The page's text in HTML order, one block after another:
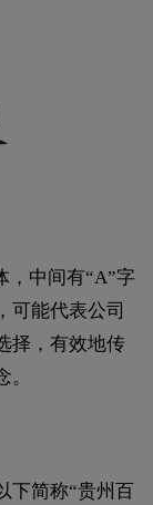
，中间有“A”字
可能代表公司
择，有效地传
下简称“贵州百